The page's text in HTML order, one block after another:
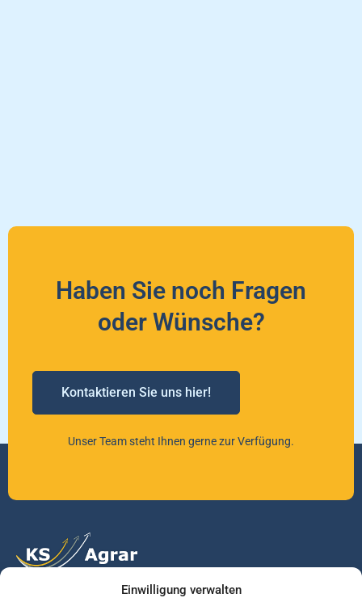
Einwilligung verwalten
Haben Sie noch Fragen
oder Wünsche?
Kontaktieren Sie uns hier!
Unser Team steht Ihnen gerne zur Verfügung.